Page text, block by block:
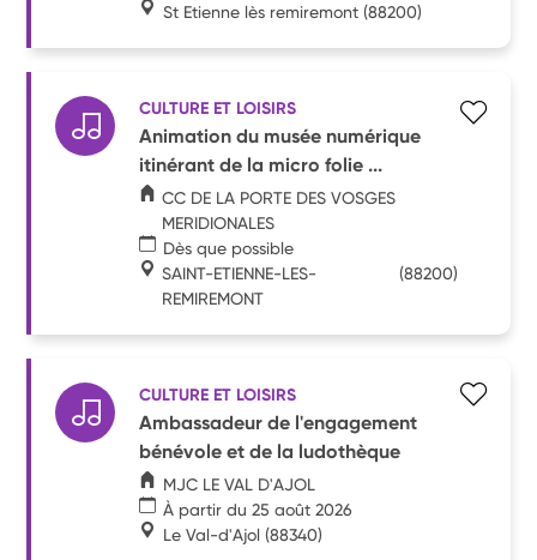
St Etienne lès remiremont (88200)
CULTURE ET LOISIRS
Animation du musée numérique
itinérant de la micro folie ...
CC DE LA PORTE DES VOSGES
MERIDIONALES
Dès que possible
SAINT-ETIENNE-LES-
REMIREMONT
(88200)
CULTURE ET LOISIRS
Ambassadeur de l'engagement
bénévole et de la ludothèque
MJC LE VAL D'AJOL
À partir du 25 août 2026
Le Val-d'Ajol (88340)